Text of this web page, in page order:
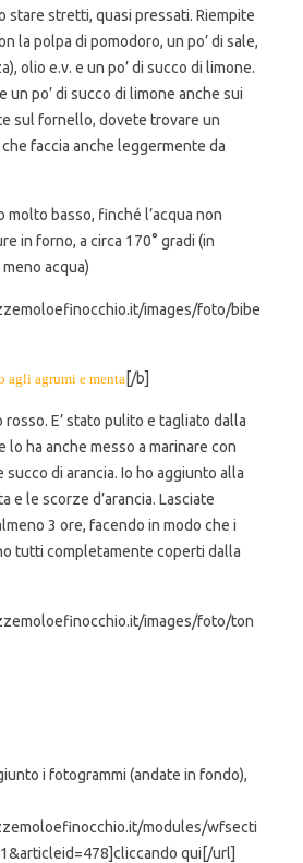
stare stretti, quasi pressati. Riempite
la polpa di pomodoro, un po’ di sale,
olio e.v. e un po’ di succo di limone.
un po’ di succo di limone anche sui
sul fornello, dovete trovare un
faccia anche leggermente da
molto basso, finché l’acqua non
in forno, a circa 170° gradi (in
acqua)
images/foto/bibe
agli agrumi e menta[/b]
E’ stato pulito e tagliato dalla
lo ha anche messo a marinare con
succo di arancia. Io ho aggiunto alla
e le scorze d’arancia. Lasciate
3 ore, facendo in modo che i
tutti completamente coperti dalla
images/foto/ton
i fotogrammi (andate in fondo),
modules/wfsecti
qui[/url]